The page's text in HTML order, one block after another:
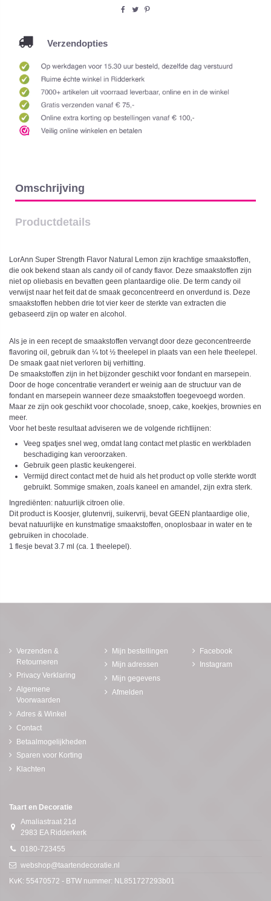
Verzendopties
Omschrijving
Productdetails
LorAnn Super Strength Flavor Natural Lemon zijn krachtige smaakstoffen,
die ook bekend staan als candy oil of candy flavor. Deze smaakstoffen zijn
niet op oliebasis en bevatten geen plantaardige olie. De term candy oil
verwijst naar het feit dat de smaak geconcentreerd en onverdund is. Deze
smaakstoffen hebben drie tot vier keer de sterkte van extracten die
gebaseerd zijn op water en alcohol.
Als je in een recept de smaakstoffen vervangt door deze geconcentreerde
flavoring oil, gebruik dan ¼ tot ½ theelepel in plaats van een hele theelepel.
De smaak gaat niet verloren bij verhitting.
De smaakstoffen zijn in het bijzonder geschikt voor fondant en marsepein.
Door de hoge concentratie verandert er weinig aan de structuur van de
fondant en marsepein wanneer deze smaakstoffen toegevoegd worden.
Maar ze zijn ook geschikt voor chocolade, snoep, cake, koekjes, brownies en
meer.
Voor het beste resultaat adviseren we de volgende richtlijnen:
Veeg spatjes snel weg, omdat lang contact met plastic en werkbladen
beschadiging kan veroorzaken.
Gebruik geen plastic keukengerei.
Vermijd direct contact met de huid als het product op volle sterkte wordt
gebruikt. Sommige smaken, zoals kaneel en amandel, zijn extra sterk.
Ingrediënten: natuurlijk citroen olie.
Dit product is Koosjer, glutenvrij, suikervrij, bevat GEEN plantaardige olie,
bevat natuurlijke en kunstmatige smaakstoffen, onoplosbaar in water en te
gebruiken in chocolade.
1 flesje bevat 3.7 ml (ca. 1 theelepel).
Verzenden &
Retourneren
Privacy Verklaring
Algemene
Voorwaarden
Adres & Winkel
Contact
Betaalmogelijkheden
Sparen voor Korting
Klachten
Mijn bestellingen
Mijn adressen
Mijn gegevens
Afmelden
Facebook
Instagram
Taart en Decoratie
Amaliastraat 21d
2983 EA Ridderkerk
0180-723455
webshop@taartendecoratie.nl
KvK: 55470572 - BTW nummer: NL851727293b01